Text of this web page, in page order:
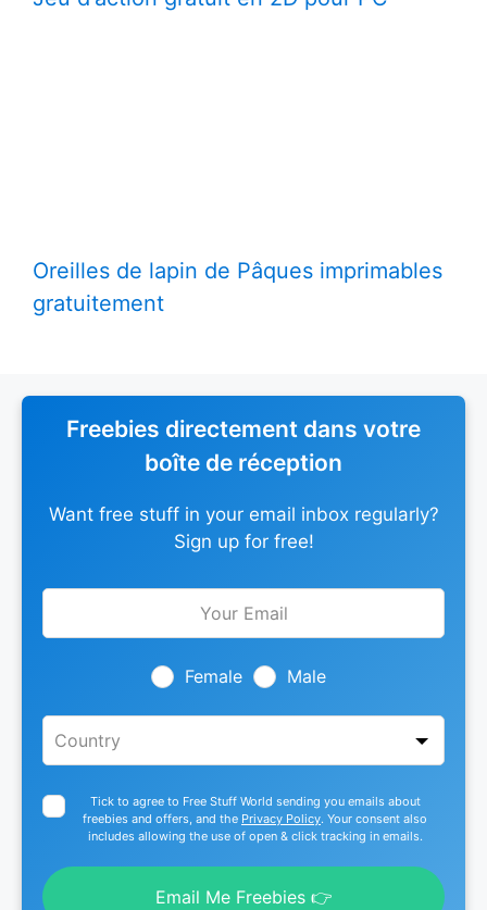
Oreilles de lapin de Pâques imprimables
gratuitement
Freebies directement dans votre
boîte de réception
Want free stuff in your email inbox regularly?
Sign up for free!
Leave
Female Male
Tick to agree to Free Stuff World sending you emails about
freebies and offers, and the Privacy Policy. Your consent also
includes allowing the use of open & click tracking in emails.
Email Me Freebies 👉